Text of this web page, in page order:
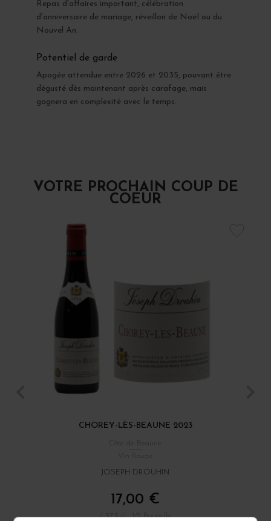
Repas d'affaires important, célébration
d'anniversaire de mariage, réveillon de Noël ou du
Nouvel An.
Potentiel de garde
Apogée attendue entre 2026 et 2035, pouvant être
dégusté dès maintenant après carafage, mais
gagnera en complexité avec le temps.
VOTRE PROCHAIN COUP DE
COEUR
CHOREY-LÈS-BEAUNE 2023
JOSEPH DROUHIN
17,00 €
/ 37.5 cl : 1/2 Bouteille